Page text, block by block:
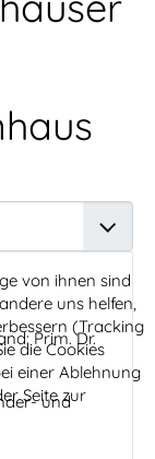
Prim. Dr.
und
von ihnen sind
uns helfen,
(Tracking
die Cookies
einer Ablehnung
Seite zur